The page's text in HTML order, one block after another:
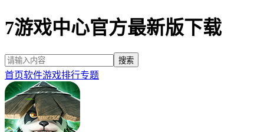
7游戏中心官方最新版下载
首页软件游戏排行专题